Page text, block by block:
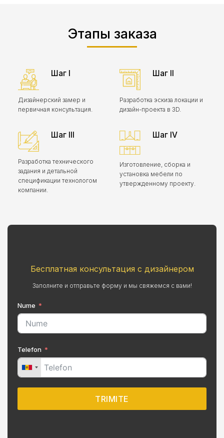
Этапы заказа
Шаг I
Дизайнерский замер и
первичная консультация.
Шаг II
Разработка эскиза локации и
дизайн-проекта в 3D.
Шаг III
Разработка технического
задания и детальной
спецификации технологом
компании.
Шаг IV
Изготовление, сборка и
установка мебели по
утвержденному проекту.
Бесплатная консультация с дизайнером
Заполните и отправьте форму и мы свяжемся с вами!
Nume
Telefon
TRIMITE